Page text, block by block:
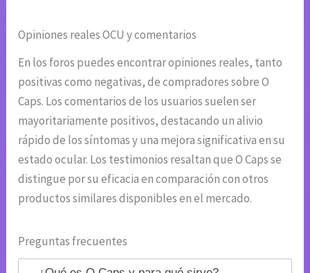
Opiniones reales OCU y comentarios
En los foros puedes encontrar opiniones reales, tanto
positivas como negativas, de compradores sobre O
Caps. Los comentarios de los usuarios suelen ser
mayoritariamente positivos, destacando un alivio
rápido de los síntomas y una mejora significativa en su
estado ocular. Los testimonios resaltan que O Caps se
distingue por su eficacia en comparación con otros
productos similares disponibles en el mercado.
Preguntas frecuentes